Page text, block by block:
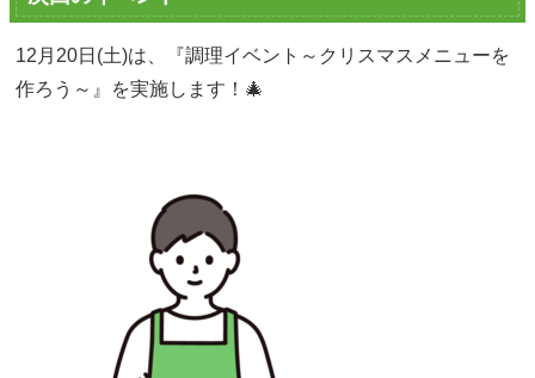
12月20日(土)は、『調理イベント～クリスマスメニューを
作ろう～』を実施します！🎄